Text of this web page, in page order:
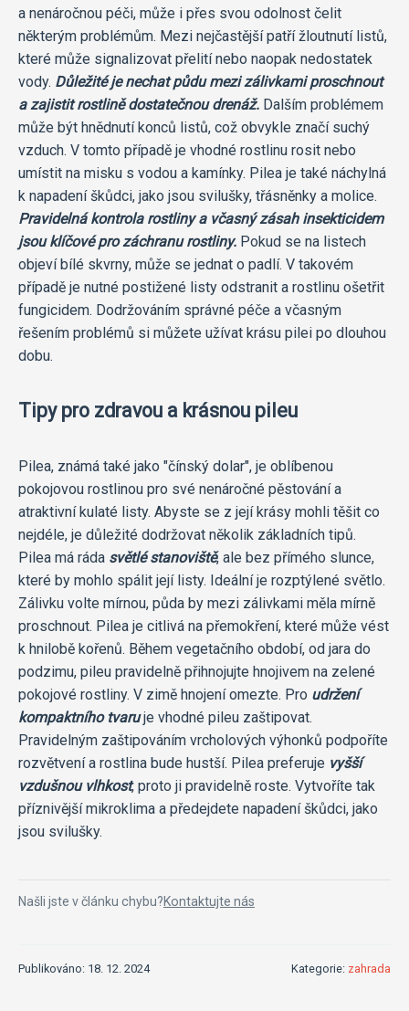
a nenáročnou péči, může i přes svou odolnost čelit
některým problémům. Mezi nejčastější patří žloutnutí listů,
které může signalizovat přelití nebo naopak nedostatek
vody. Důležité je nechat půdu mezi zálivkami proschnout
a zajistit rostlině dostatečnou drenáž. Dalším problémem
může být hnědnutí konců listů, což obvykle značí suchý
vzduch. V tomto případě je vhodné rostlinu rosit nebo
umístit na misku s vodou a kamínky. Pilea je také náchylná
k napadení škůdci, jako jsou svilušky, třásněnky a molice.
Pravidelná kontrola rostliny a včasný zásah insekticidem
jsou klíčové pro záchranu rostliny. Pokud se na listech
objeví bílé skvrny, může se jednat o padlí. V takovém
případě je nutné postižené listy odstranit a rostlinu ošetřit
fungicidem. Dodržováním správné péče a včasným
řešením problémů si můžete užívat krásu pilei po dlouhou
dobu.
Tipy pro zdravou a krásnou pileu
Pilea, známá také jako "čínský dolar", je oblíbenou
pokojovou rostlinou pro své nenáročné pěstování a
atraktivní kulaté listy. Abyste se z její krásy mohli těšit co
nejdéle, je důležité dodržovat několik základních tipů.
Pilea má ráda světlé stanoviště, ale bez přímého slunce,
které by mohlo spálit její listy. Ideální je rozptýlené světlo.
Zálivku volte mírnou, půda by mezi zálivkami měla mírně
proschnout. Pilea je citlivá na přemokření, které může vést
k hnilobě kořenů. Během vegetačního období, od jara do
podzimu, pileu pravidelně přihnojujte hnojivem na zelené
pokojové rostliny. V zimě hnojení omezte. Pro udržení
kompaktního tvaruje vhodné pileu zaštipovat.
Pravidelným zaštipováním vrcholových výhonků podpoříte
rozvětvení a rostlina bude hustší. Pilea preferuje vyšší
vzdušnou vlhkost, proto ji pravidelně roste. Vytvoříte tak
příznivější mikroklima a předejdete napadení škůdci, jako
jsou svilušky.
Našli jste v článku chybu?Kontaktujte nás
Publikováno: 18. 12. 2024 Kategorie: zahrada